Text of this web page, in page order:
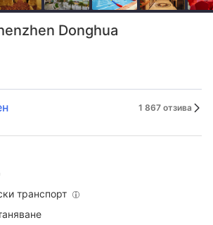
Donghua
4 звезди
1 867 отзива
транспорт